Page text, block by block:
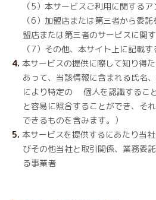
（5）本サービスご利用に関する
（6）加盟店または第三者から委
盟店または第三者のサービスに関
（7）その他、本サイト上に記載
本サービスの提供に際して知り得
あって、当該情報に含まれる氏名
により特定の 個人を認識するこ
と容易に照合することができ、そ
できるものを含みます。）
本サービスを提供するにあたり当
びその他当社と取引関係、業務委
る事業者